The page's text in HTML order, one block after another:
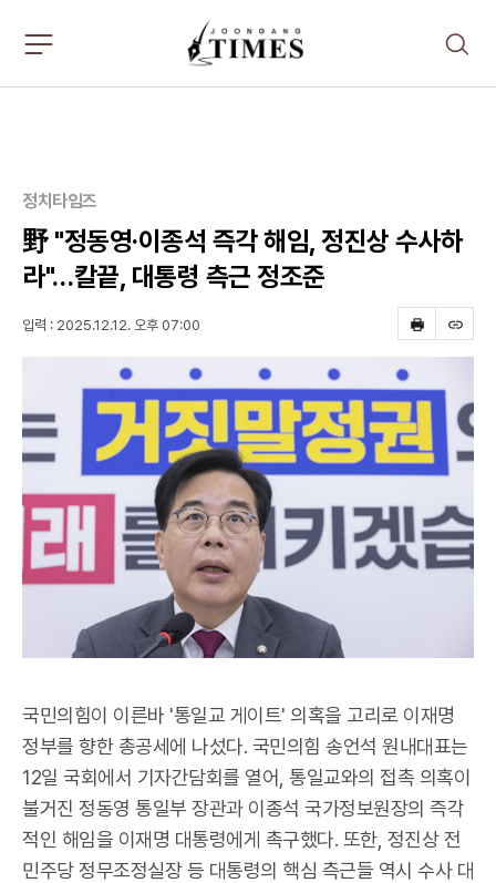
검
주
서
펼
치
기
정치타임즈
野 "정동영·이종석 즉각 해임, 정진상 수사하
라"…칼끝, 대통령 측근 정조준
프
린
스
크
입력 : 2025.12.12. 오후 07:00
국민의힘이 이른바 '통일교 게이트' 의혹을 고리로 이재명
정부를 향한 총공세에 나섰다. 국민의힘 송언석 원내대표는
12일 국회에서 기자간담회를 열어, 통일교와의 접촉 의혹이
불거진 정동영 통일부 장관과 이종석 국가정보원장의 즉각
적인 해임을 이재명 대통령에게 촉구했다. 또한, 정진상 전
민주당 정무조정실장 등 대통령의 핵심 측근들 역시 수사 대